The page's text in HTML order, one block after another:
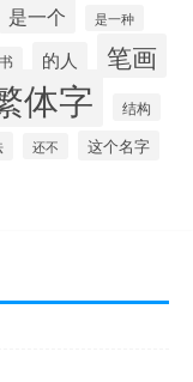
是一个 是一种
的人 笔画
体字 结构
还不 这个名字